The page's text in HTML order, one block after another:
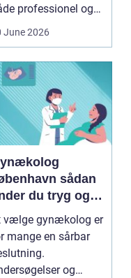
professionel og
June 2026
sådan
du tryg og
hjælp
vælge gynækolog er
mange en sårbar
og